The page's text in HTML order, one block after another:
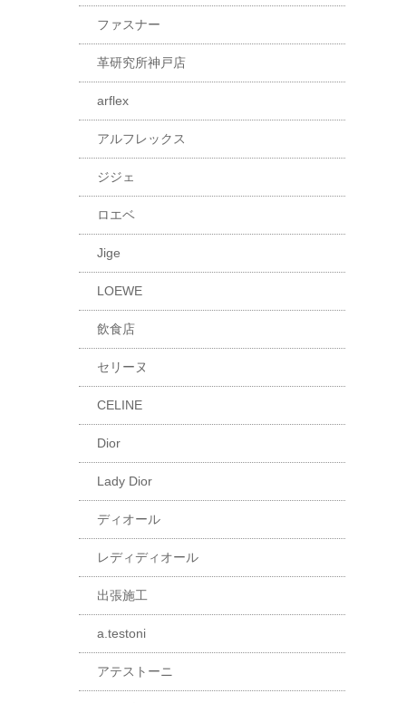
ファスナー
革研究所神戸店
arflex
アルフレックス
ジジェ
ロエベ
Jige
LOEWE
飲食店
セリーヌ
CELINE
Dior
Lady Dior
ディオール
レディディオール
出張施工
a.testoni
アテストーニ